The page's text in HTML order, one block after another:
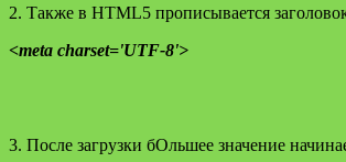
2. Также в HTML5 прописывается
<meta charset='UTF-8'>
3. После загрузки бОльшее значение